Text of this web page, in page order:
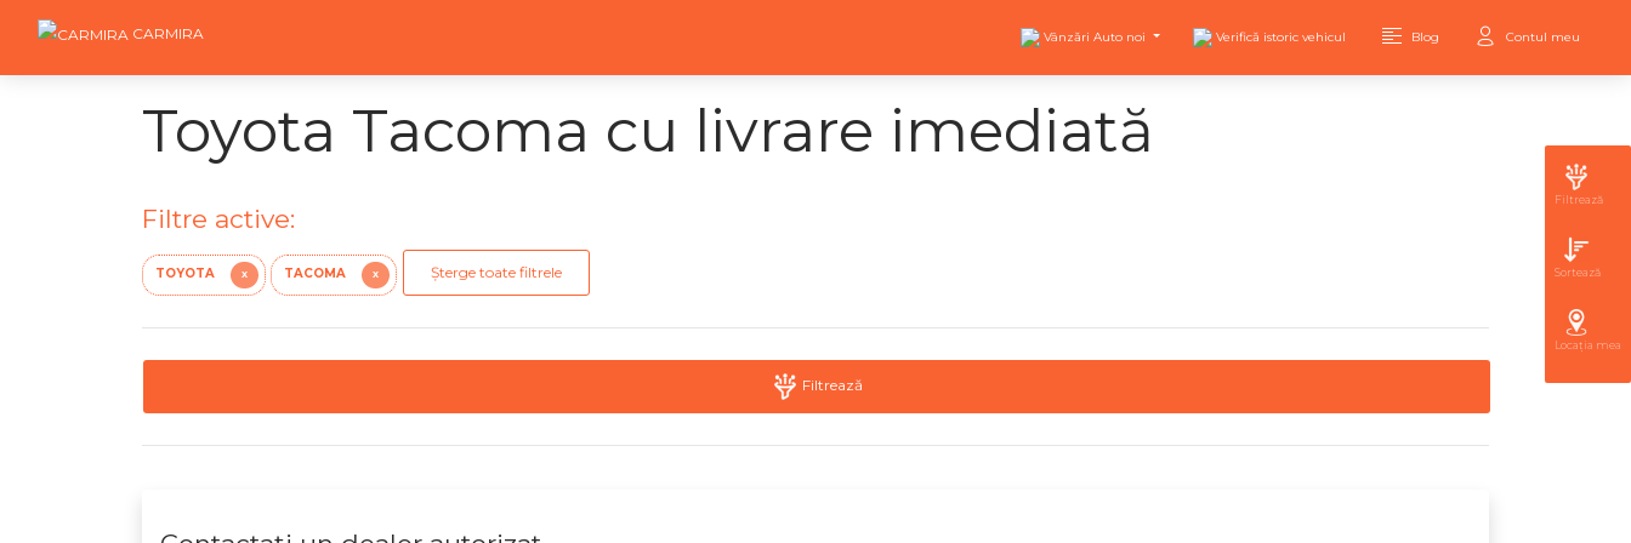
CARMIRA Vânzări Auto noi Verifică istoric vehicul Blog Contul meu
Toyota Tacoma cu livrare imediată
Filtre active:
TOYOTA X TACOMA X Șterge toate filtrele
Filtrează
Filtrează
Sortează
Locația mea